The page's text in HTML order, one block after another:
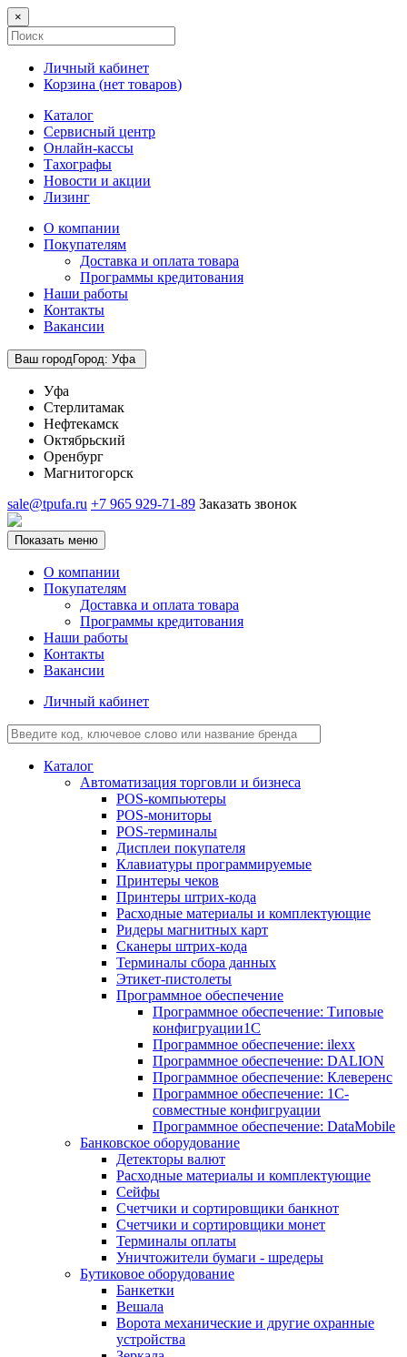
×
Личный кабинет
Корзина (нет товаров)
Каталог
Сервисный центр
Онлайн-кассы
Тахографы
Новости и акции
Лизинг
О компании
Покупателям
Доставка и оплата товара
Программы кредитования
Наши работы
Контакты
Вакансии
Ваш городГород: Уфа
Уфа
Стерлитамак
Нефтекамск
Октябрьский
Оренбург
Магнитогорск
sale@tpufa.ru +7 965 929-71-89 Заказать звонок
Показать меню
О компании
Покупателям
Доставка и оплата товара
Программы кредитования
Наши работы
Контакты
Вакансии
Личный кабинет
Каталог
Автоматизация торговли и бизнеса
POS-компьютеры
POS-мониторы
POS-терминалы
Дисплеи покупателя
Клавиатуры программируемые
Принтеры чеков
Принтеры штрих-кода
Расходные материалы и комплектующие
Ридеры магнитных карт
Сканеры штрих-кода
Терминалы сбора данных
Этикет-пистолеты
Программное обеспечение
Программное обеспечение: Типовые
конфигруации1С
Программное обеспечение: ilexx
Программное обеспечение: DALION
Программное обеспечение: Клеверенс
Программное обеспечение: 1С-
совместные конфигруации
Программное обеспечение: DataMobile
Банковское оборудование
Детекторы валют
Расходные материалы и комплектующие
Сейфы
Счетчики и сортировщики банкнот
Счетчики и сортировщики монет
Терминалы оплаты
Уничтожители бумаги - шредеры
Бутиковое оборудование
Банкетки
Вешала
Ворота механические и другие охранные
устройства